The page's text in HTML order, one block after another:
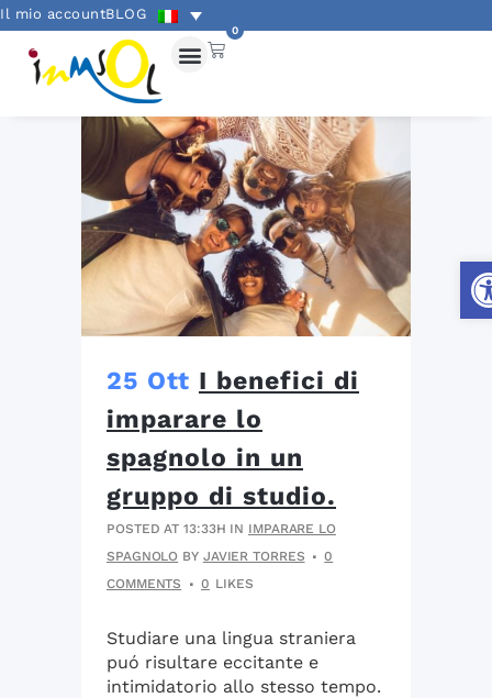
Il mio accountBLOG
0
25 Ott I benefici di
imparare lo
spagnolo in un
gruppo di studio.
POSTED AT 13:33H IN IMPARARE LO
SPAGNOLO BY JAVIER TORRES
0
COMMENTS
0 LIKES
Studiare una lingua straniera
puó risultare eccitante e
intimidatorio allo stesso tempo.